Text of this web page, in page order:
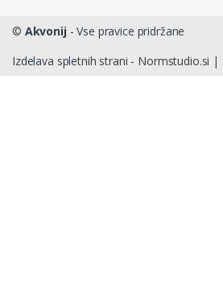
© Akvonij- Vse pravice pridržane
Izdelava spletnih strani - Normstudio.si |